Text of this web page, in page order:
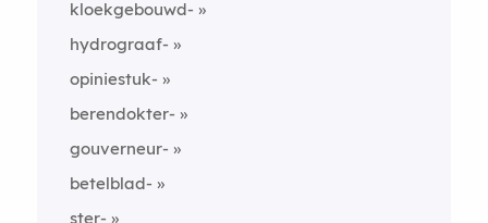
kloekgebouwd-
hydrograaf-
opiniestuk-
berendokter-
gouverneur-
betelblad-
ster-